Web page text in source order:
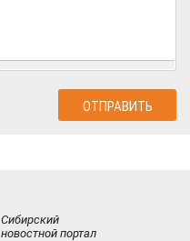
Сибирский
новостной портал